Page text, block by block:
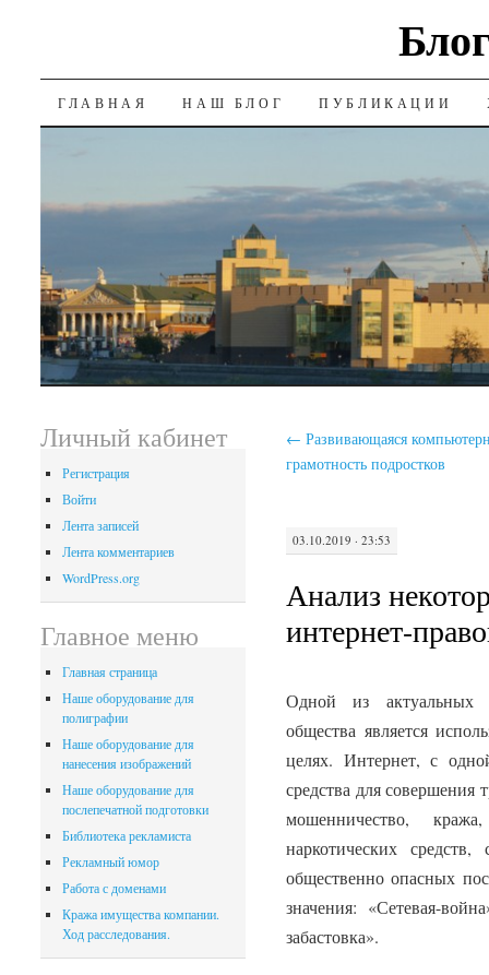
SKIP
ГЛАВНАЯ НАШ БЛОГ ПУБЛИКАЦИИ
← Развивающаяся
грамотность подростков
03.10.2019 · 23:53
Анализ
интернет-
Одной из актуальных
общества является
целях. Интернет, с
средства для совершения
мошенничество,
наркотических
общественно опасных
значения: «Сетевая-
забастовка».
Личный кабинет
Регистрация
Войти
Лента записей
Лента комментариев
WordPress.org
Главное меню
Главная страница
Наше оборудование для
полиграфии
Наше оборудование для
нанесения изображений
Наше оборудование для
послепечатной подготовки
Библиотека рекламиста
Рекламный юмор
Работа с доменами
Кража имущества компании.
Ход расследования.